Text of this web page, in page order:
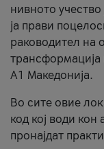
нивното
ја прави
раководител на
А1 Македонија.
Во сите овие
код кој води
пронајдат